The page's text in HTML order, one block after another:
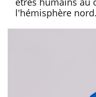
l'hémisphère nord.